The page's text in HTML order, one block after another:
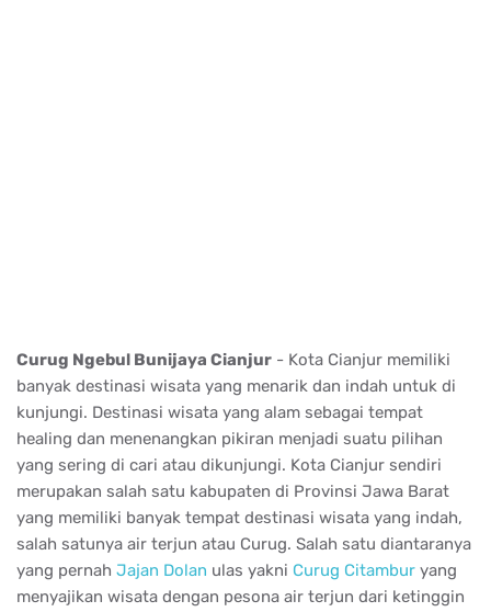
Curug Ngebul Bunijaya Cianjur - Kota Cianjur memiliki
banyak destinasi wisata yang menarik dan indah untuk di
kunjungi. Destinasi wisata yang alam sebagai tempat
healing dan menenangkan pikiran menjadi suatu pilihan
yang sering di cari atau dikunjungi. Kota Cianjur sendiri
merupakan salah satu kabupaten di Provinsi Jawa Barat
yang memiliki banyak tempat destinasi wisata yang indah,
salah satunya air terjun atau Curug. Salah satu diantaranya
yang pernah Jajan Dolan ulas yakni Curug Citambur yang
menyajikan wisata dengan pesona air terjun dari ketinggin